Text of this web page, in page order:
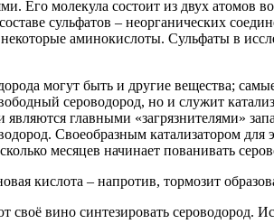
Его молекула состоит из двух
сульфатов – неорганических
аминокислоты. Сульфаты в
могут быть и другие вещества;
сероводород, но и служит
являются главными «загрязнителями»
Своеобразным катализатором
месяцев начинает пованивать
кислота – напротив, тормозит
своё вино синтезировать